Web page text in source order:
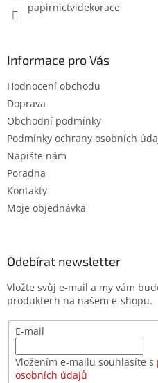
papirnictvidekorace
Informace pro Vás
Hodnocení obchodu
Doprava
Obchodní podmínky
Podmínky ochrany osobních
Napište nám
Poradna
Kontakty
Moje objednávka
Odebírat newsletter
Vložte svůj e-mail a my vám
produktech na našem e-shopu.
E-mail
Vložením e-mailu souhlasíte s
osobních údajů